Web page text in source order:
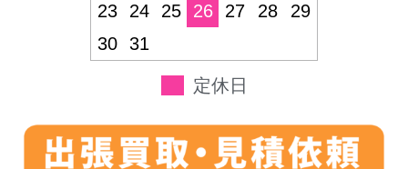
23
24 25 26 27 28
29
30
31
定休日